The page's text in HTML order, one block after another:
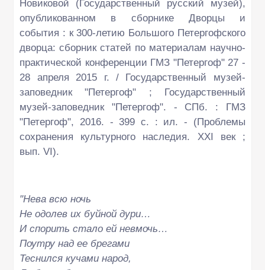
Новиковой (Государственный русский музей),
опубликованном в сборнике Дворцы и
события : к 300-летию Большого Петергофского
дворца: сборник статей по материалам научно-
практической конференции ГМЗ "Петергоф" 27 -
28 апреля 2015 г. / Государственный музей-
заповедник "Петергоф" ; Государственный
музей-заповедник "Петергоф". - СПб. : ГМЗ
"Петергоф", 2016. - 399 с. : ил. - (Проблемы
сохранения культурного наследия. XXI век ;
вып. VI).
"Нева всю ночь
Не одолев их буйной дури…
И спорить стало ей невмочь…
Поутру над ее брегами
Теснился кучами народ,